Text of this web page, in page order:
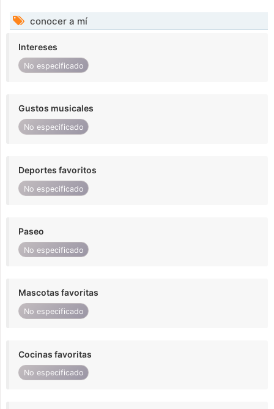
conocer a mí
Intereses
No especificado
Gustos musicales
No especificado
Deportes favoritos
No especificado
Paseo
No especificado
Mascotas favoritas
No especificado
Cocinas favoritas
No especificado